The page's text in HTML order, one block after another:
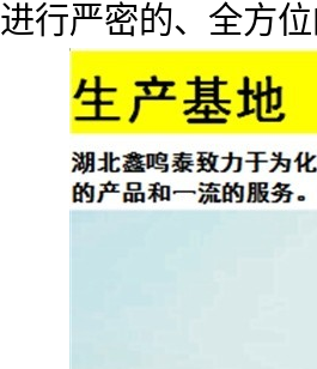
进行严密的、全方